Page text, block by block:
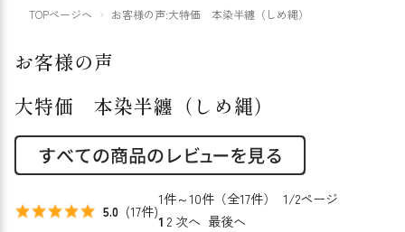
TOPページへ お客様の声:大特価 本染半纏（しめ縄）
お客様の声
大特価 本染半纏（しめ縄）
5.0 (17件)
1件～10件（全17件） 1/2ページ
1 2 次へ 最後へ